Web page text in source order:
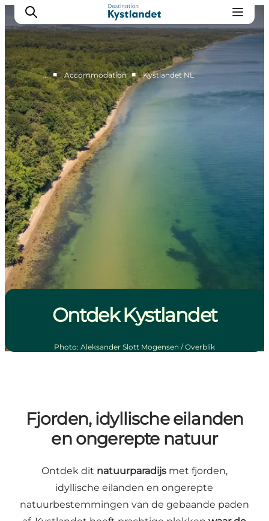
Cities
Experiences
Accommodation
Camping
… ■ Accommodation ■ Kystlandet NL
Ontdek Kystlandet
Photo: Aleksander Slott Mogensen / Overblik
Fjorden, idyllische eilanden
en ongerepte natuur
Ontdek dit natuurparadijsmet fjorden,
idyllische eilanden en ongerepte
natuurbestemmingen van de gebaande paden